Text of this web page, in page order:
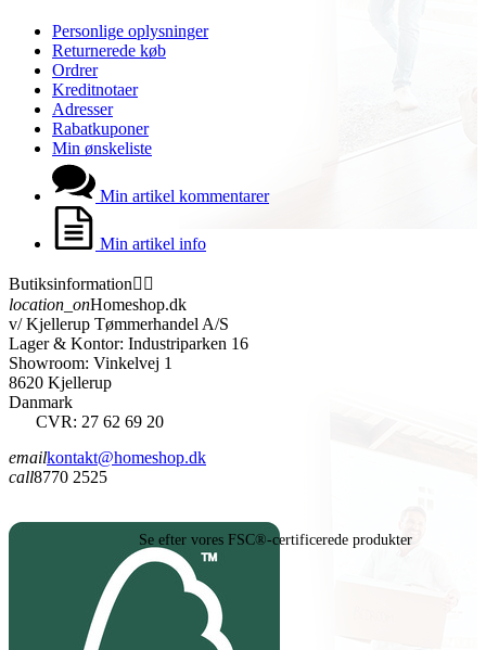
Personlige oplysninger
Returnerede køb
Ordrer
Kreditnotaer
Adresser
Rabatkuponer
Min ønskeliste
Min artikel kommentarer
Min artikel info
Butiksinformation 
location_onHomeshop.dk
v/ Kjellerup Tømmerhandel A/S
Lager & Kontor: Industriparken 16
Showroom: Vinkelvej 1
8620 Kjellerup
Danmark
CVR: 27 62 69 20
emailkontakt@homeshop.dk
call8770 2525
Se efter vores FSC®-certificerede produkter